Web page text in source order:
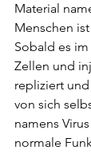
Material
Menschen
Sobald es
Zellen und
repliziert
von sich
namens
normale